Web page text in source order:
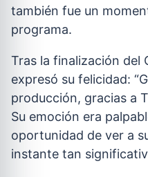
también fue un
programa.
Tras la finalización del
expresó su felicidad:
producción, gracias a
Su emoción era
oportunidad de ver a
instante tan